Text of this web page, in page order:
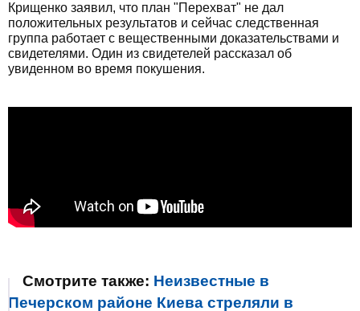
Крищенко заявил, что план "Перехват" не дал
положительных результатов и сейчас следственная
группа работает с вещественными доказательствами и
свидетелями. Один из свидетелей рассказал об
увиденном во время покушения.
Смотрите также: Неизвестные в
Печерском районе Киева стреляли в